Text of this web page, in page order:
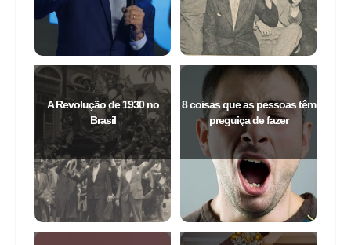
A Revolução de 1930 no
Brasil
8 coisas que as pessoas têm
preguiça de fazer